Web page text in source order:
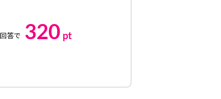
答で 320 pt